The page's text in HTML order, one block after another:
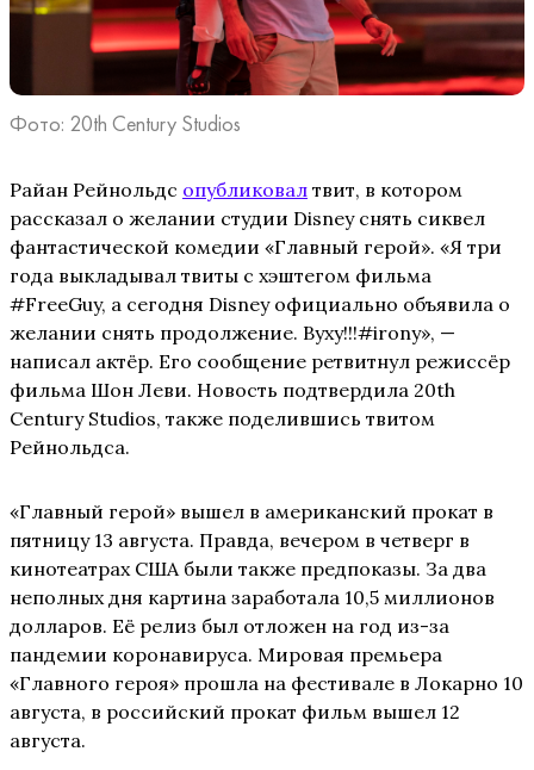
Фото: 20th Century Studios
Райан Рейнольдс опубликовал твит, в котором
рассказал о желании студии Disney снять сиквел
фантастической комедии «Главный герой». «Я три
года выкладывал твиты с хэштегом фильма
#FreeGuy, а сегодня Disney официально объявила о
желании снять продолжение. Вуху!!!#irony», —
написал актёр. Его сообщение ретвитнул режиссёр
фильма Шон Леви. Новость подтвердила 20th
Century Studios, также поделившись твитом
Рейнольдса.
«Главный герой» вышел в американский прокат в
пятницу 13 августа. Правда, вечером в четверг в
кинотеатрах США были также предпоказы. За два
неполных дня картина заработала 10,5 миллионов
долларов. Её релиз был отложен на год из-за
пандемии коронавируса. Мировая премьера
«Главного героя» прошла на фестивале в Локарно 10
августа, в российский прокат фильм вышел 12
августа.